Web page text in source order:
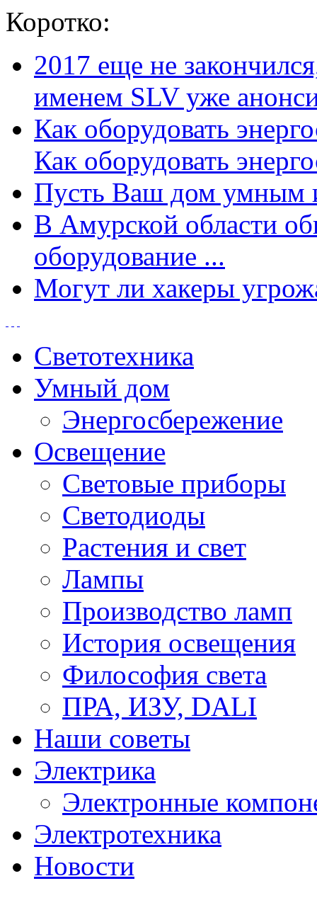
Коротко:
2017 еще не
именем SLV уже
Как оборудовать
Как оборудовать
Пусть Ваш дом умным
В Амурской области
оборудование ...
Могут ли хакеры
Светотехника
Умный дом
Энергосбережение
Освещение
Световые приборы
Светодиоды
Растения и свет
Лампы
Производство ламп
История освещения
Философия света
ПРА, ИЗУ, DALI
Наши советы
Электрика
Электронные
Электротехника
Новости